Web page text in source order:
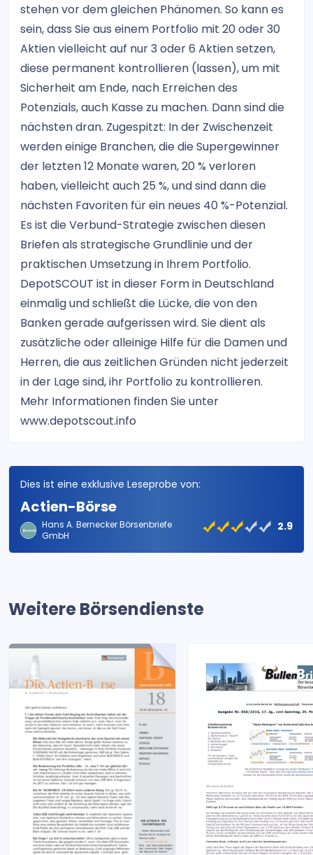
stehen vor dem gleichen Phänomen. So kann es
sein, dass Sie aus einem Portfolio mit 20 oder 30
Aktien vielleicht auf nur 3 oder 6 Aktien setzen,
diese permanent kontrollieren (lassen), um mit
Sicherheit am Ende, nach Erreichen des
Potenzials, auch Kasse zu machen. Dann sind die
nächsten dran. Zugespitzt: In der Zwischenzeit
werden einige Branchen, die die Supergewinner
der letzten 12 Monate waren, 20 % verloren
haben, vielleicht auch 25 %, und sind dann die
nächsten Favoriten für ein neues 40 %-Potenzial.
Es ist die Verbund-Strategie zwischen diesen
Briefen als strategische Grundlinie und der
praktischen Umsetzung in Ihrem Portfolio.
DepotSCOUT ist in dieser Form in Deutschland
einmalig und schließt die Lücke, die von den
Banken gerade aufgerissen wird. Sie dient als
zusätzliche oder alleinige Hilfe für die Damen und
Herren, die aus zeitlichen Gründen nicht jederzeit
in der Lage sind, ihr Portfolio zu kontrollieren.
Mehr Informationen finden Sie unter
www.depotscout.info
Dies ist eine exklusive Leseprobe von:
Actien-Börse
Hans A. Bernecker Börsenbriefe
GmbH
2.9
Weitere Börsendienste